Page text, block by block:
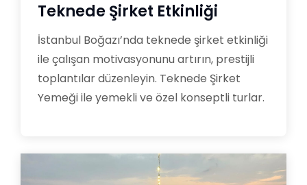
Teknede Şirket Etkinliği
İstanbul Boğazı’nda teknede şirket etkinliği
ile çalışan motivasyonunu artırın, prestijli
toplantılar düzenleyin. Teknede Şirket
Yemeği ile yemekli ve özel konseptli turlar.